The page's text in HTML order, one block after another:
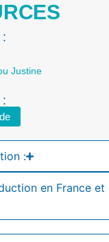
Justine
:
en France